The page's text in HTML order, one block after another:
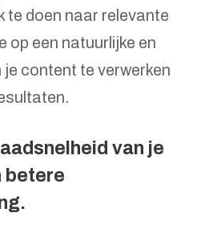
te doen naar relevante
op een natuurlijke en
content te verwerken
van je
betere